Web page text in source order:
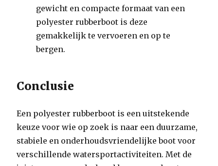
gewicht en compacte formaat van een
polyester rubberboot is deze
gemakkelijk te vervoeren en op te
bergen.
Conclusie
Een polyester rubberboot is een uitstekende
keuze voor wie op zoek is naar een duurzame,
stabiele en onderhoudsvriendelijke boot voor
verschillende watersportactiviteiten. Met de